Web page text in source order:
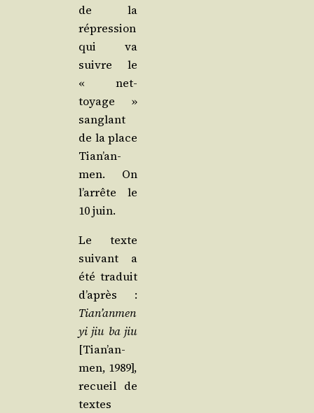
de la
répres­sion
qui va
suivre le
« net­
toyage »
san­glant
de la place
Tian’an­
men. On
l’ar­rête le
10 juin.
Le texte
sui­vant a
été tra­duit
d’a­près :
Tian’an­men
yi jiu ba jiu
[Tian’an­
men, 1989],
recueil de
textes